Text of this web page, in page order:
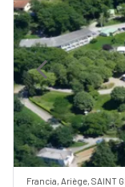
Previous
Francia, Ariège, SAINT